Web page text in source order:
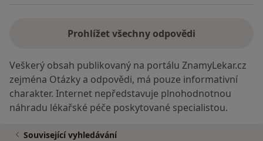
Prohlížet všechny odpovědi
Veškerý obsah publikovaný na portálu ZnamyLekar.cz
zejména Otázky a odpovědi, má pouze informativní
charakter. Internet nepředstavuje plnohodnotnou
náhradu lékařské péče poskytované specialistou.
Související vyhledávání